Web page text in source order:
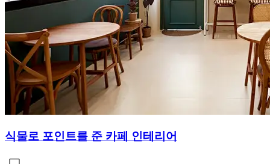
식물로 포인트를 준 카페 인테리어